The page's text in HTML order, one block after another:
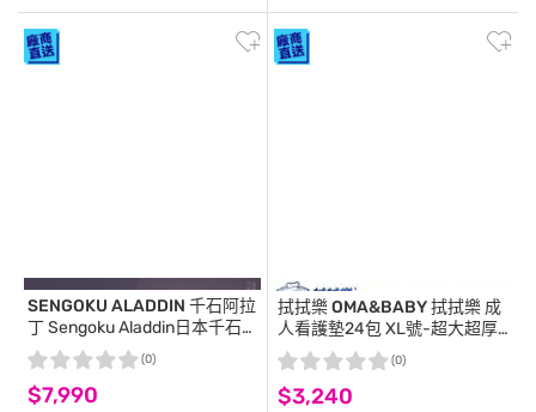
SENGOKU ALADDIN 千石阿拉
丁Sengoku Aladdin日本千石
阿拉丁神燈音箱-古典綠
$7,990
(0)
拭拭樂 OMA&BABY拭拭樂 成
人看護墊24包 XL號-超大超厚
(成人尿墊)-箱購
$3,240
(0)